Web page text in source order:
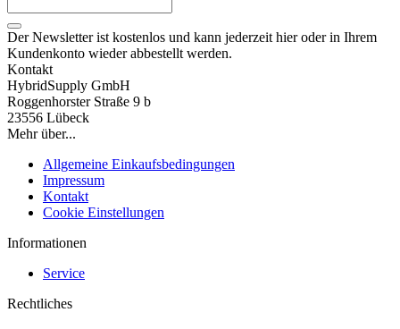
Der Newsletter ist kostenlos und kann jederzeit hier oder in Ihrem
Kundenkonto wieder abbestellt werden.
Kontakt
HybridSupply GmbH
Roggenhorster Straße 9 b
23556 Lübeck
Mehr über...
Allgemeine Einkaufsbedingungen
Impressum
Kontakt
Cookie Einstellungen
Informationen
Service
Rechtliches